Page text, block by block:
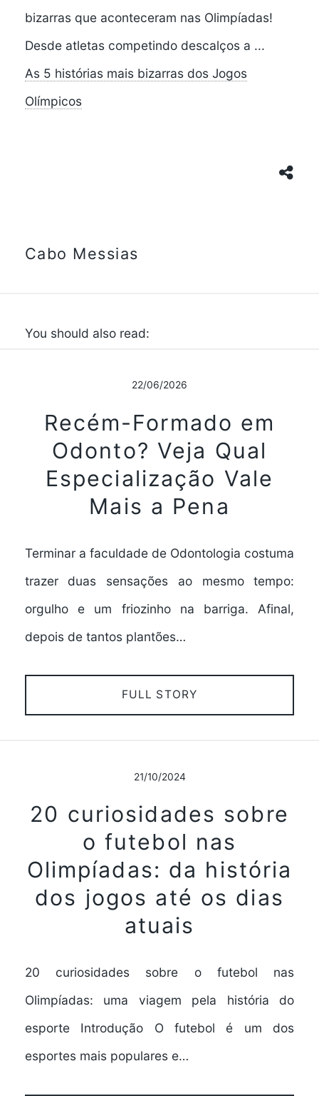
bizarras que aconteceram nas Olimpíadas!
Desde atletas competindo descalços a ...
As 5 histórias mais bizarras dos Jogos
Olímpicos
Cabo Messias
You should also read:
22/06/2026
Recém-Formado em
Odonto? Veja Qual
Especialização Vale
Mais a Pena
Terminar a faculdade de Odontologia costuma
trazer duas sensações ao mesmo tempo:
orgulho e um friozinho na barriga. Afinal,
depois de tantos plantões…
FULL STORY
21/10/2024
20 curiosidades sobre
o futebol nas
Olimpíadas: da história
dos jogos até os dias
atuais
20 curiosidades sobre o futebol nas
Olimpíadas: uma viagem pela história do
esporte Introdução O futebol é um dos
esportes mais populares e…